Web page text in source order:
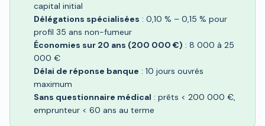
capital initial
Délégations spécialisées : 0,10 % – 0,15 % pour
profil 35 ans non-fumeur
Économies sur 20 ans (200 000 €) : 8 000 à 25
000 €
Délai de réponse banque : 10 jours ouvrés
maximum
Sans questionnaire médical : prêts < 200 000 €,
emprunteur < 60 ans au terme